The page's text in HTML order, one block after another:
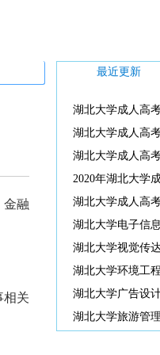
金融
相关
最近更新
湖北大学成人高
湖北大学成人高
湖北大学成人高
2020年湖北大学
湖北大学成人高
湖北大学电子信
湖北大学视觉传
湖北大学环境工
湖北大学广告设
湖北大学旅游管